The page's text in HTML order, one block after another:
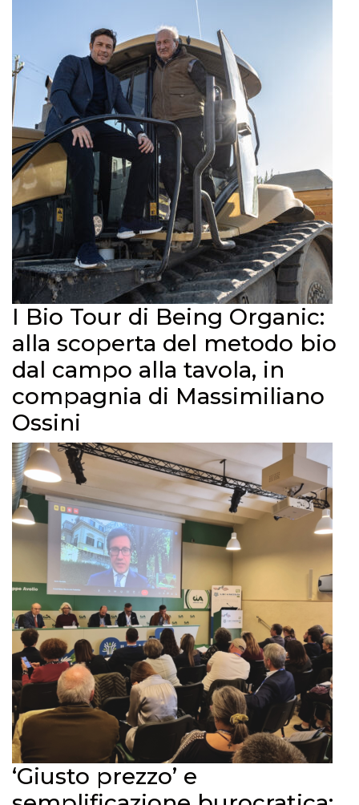
I Bio Tour di Being Organic:
alla scoperta del metodo bio
dal campo alla tavola, in
compagnia di Massimiliano
Ossini
‘Giusto prezzo’ e